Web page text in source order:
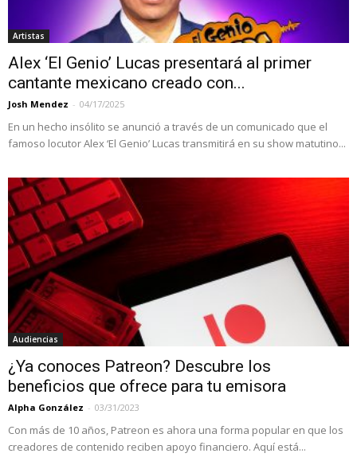
Artistas
Alex ‘El Genio’ Lucas presentará al primer
cantante mexicano creado con...
Josh Mendez - 04/17/2025
En un hecho insólito se anunció a través de un comunicado que el
famoso locutor Alex ‘El Genio’ Lucas transmitirá en su show matutino...
Audiencias
¿Ya conoces Patreon? Descubre los
beneficios que ofrece para tu emisora
Alpha González - 03/31/2023
Con más de 10 años, Patreon es ahora una forma popular en que los
creadores de contenido reciben apoyo financiero. Aquí está...